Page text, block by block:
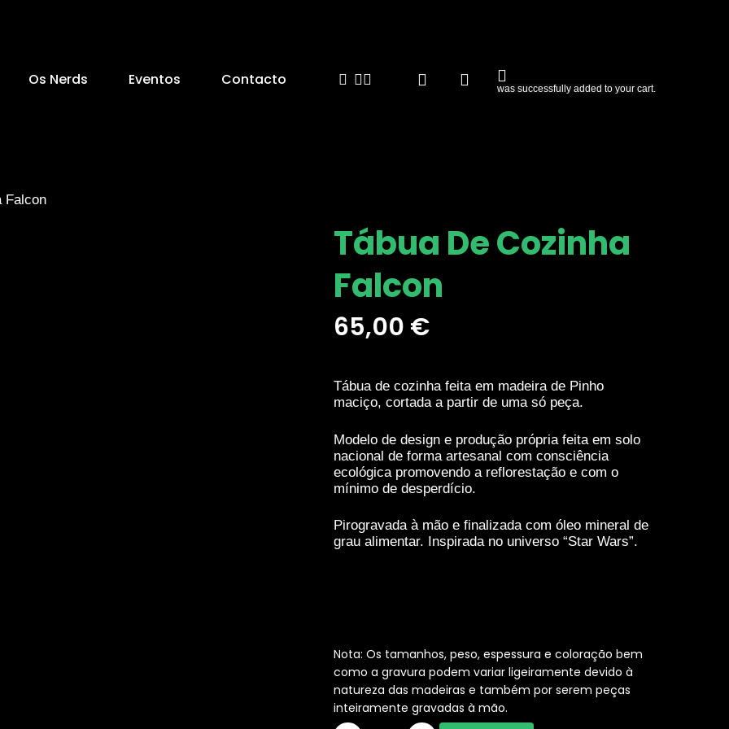
Os Nerds Eventos Contacto Facebook
Instagram
Email search account
was successfully added to your cart.
Falcon
Tábua De Cozinha
Falcon
65,00 €
Tábua de cozinha feita em madeira de Pinho
maciço, cortada a partir de uma só peça.
Modelo de design e produção própria feita em solo
nacional de forma artesanal com consciência
ecológica promovendo a reflorestação e com o
mínimo de desperdício.
Pirogravada à mão e finalizada com óleo mineral de
grau alimentar. Inspirada no universo “Star Wars”.
Nota: Os tamanhos, peso, espessura e coloração bem
como a gravura podem variar ligeiramente devido à
natureza das madeiras e também por serem peças
inteiramente gravadas à mão.